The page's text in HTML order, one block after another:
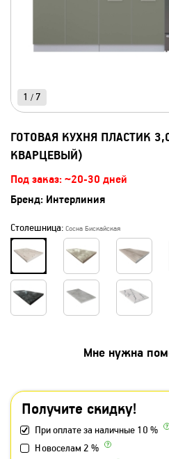
1 / 7
ГОТОВАЯ КУХНЯ ПЛАСТИК
КВАРЦЕВЫЙ)
Под заказ: ~20-30 дней
Бренд: Интерлиния
Столешница: Сосна Бискайская
Получите скидку!
При оплате за наличные 10 %
Новоселам 2 %
Мне нужна